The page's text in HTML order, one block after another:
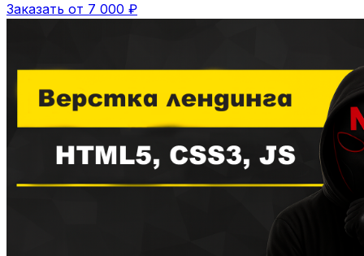
Заказать от 7 000 ₽